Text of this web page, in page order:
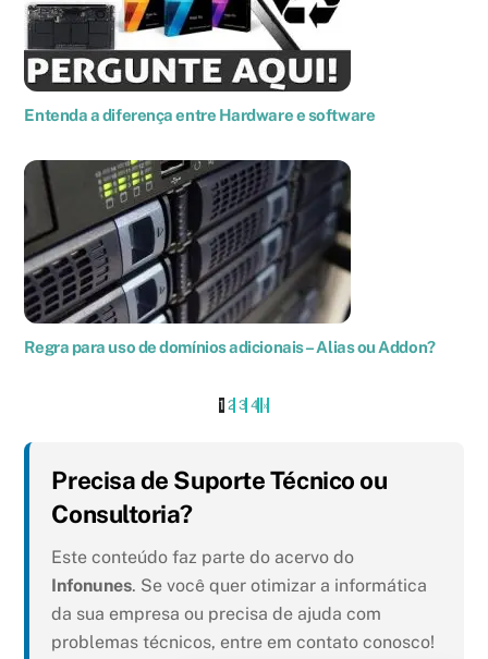
Entenda a diferença entre Hardware e software
Regra para uso de domínios adicionais – Alias ou Addon?
1 2 3 4›»
Precisa de Suporte Técnico ou
Consultoria?
Este conteúdo faz parte do acervo do
Infonunes. Se você quer otimizar a informática
da sua empresa ou precisa de ajuda com
problemas técnicos, entre em contato conosco!